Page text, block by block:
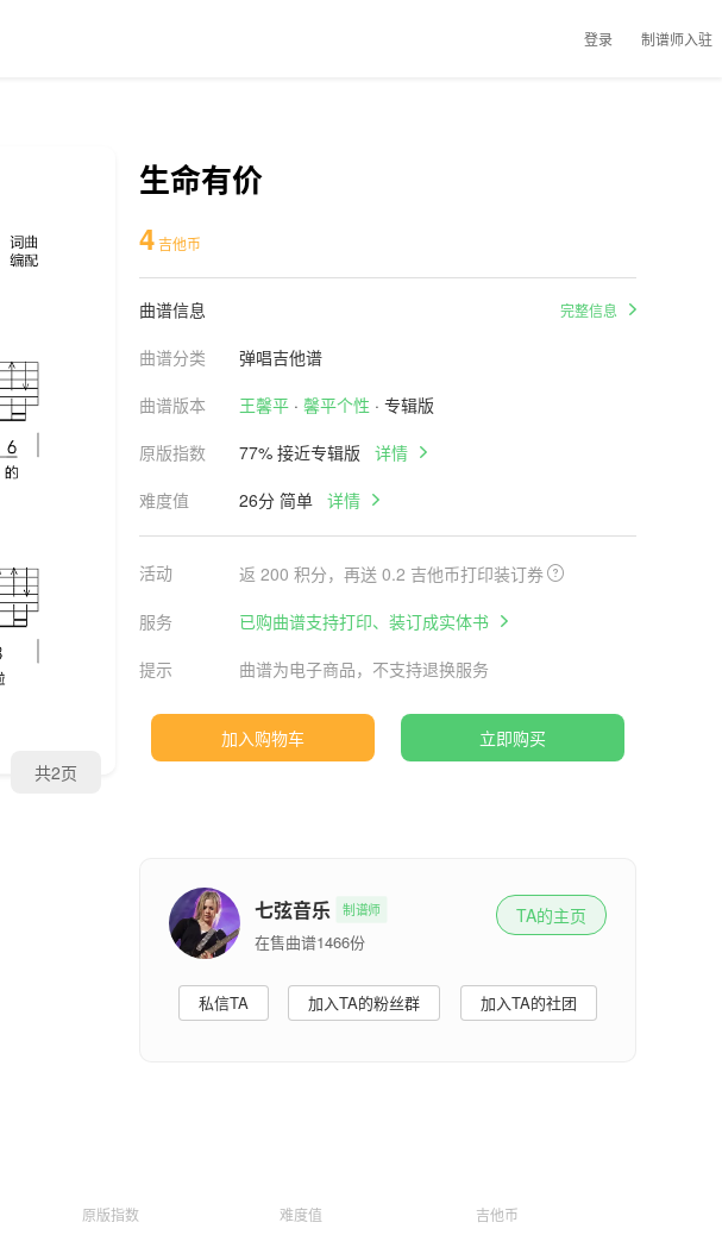
登录 制谱师入驻
共2页
生命有价
4吉他币
曲谱信息 完整信息
曲谱分类
弹唱吉他谱
曲谱版本
王馨平· 馨平个性 · 专辑版
原版指数
77% 接近专辑版 详情
难度值
26分 简单 详情
活动 返 200 积分，再送 0.2 吉他币打印装订券
服务
已购曲谱支持打印、装订成实体书
提示
曲谱为电子商品，不支持退换服务
加入购物车 立即购买
七弦音乐 制谱师
在售曲谱1466份
TA的主页
私信TA 加入TA的粉丝群 加入TA的社团
原版指数 难度值 吉他币